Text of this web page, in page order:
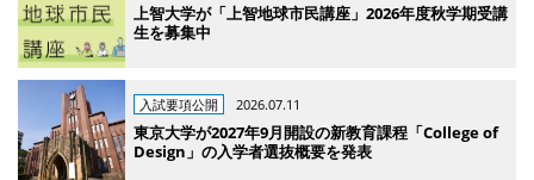
上智大学が「上智地球市民講座」2026年度秋学期受講
生を募集中
入試要項公開 2026.07.11
東京大学が2027年9月開設の新教育課程「College of
Design」の入学者選抜概要を発表